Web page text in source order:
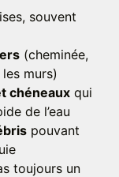
souvent
(cheminée,
murs)
chéneaux qui
de l’eau
pouvant
toujours un